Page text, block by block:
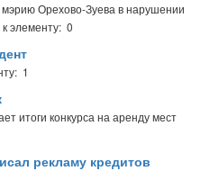
Орехово-Зуева в нарушении
элементу: 0
1
итоги конкурса на аренду мест
рекламу кредитов